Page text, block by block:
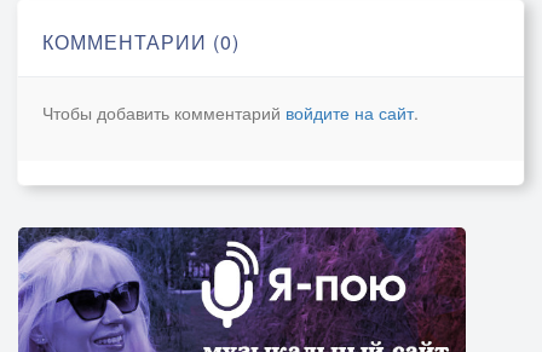
КОММЕНТАРИИ (0)
Чтобы добавить комментарий войдите на сайт.